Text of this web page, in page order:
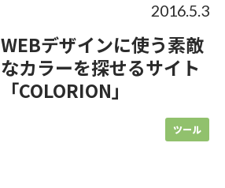
2016.5.3
WEBデザインに使う素敵
なカラーを探せるサイト
「COLORION」
ツール